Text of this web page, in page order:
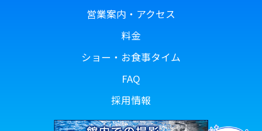
営業案内・アクセス
料金
ショー・お食事タイム
FAQ
採用情報